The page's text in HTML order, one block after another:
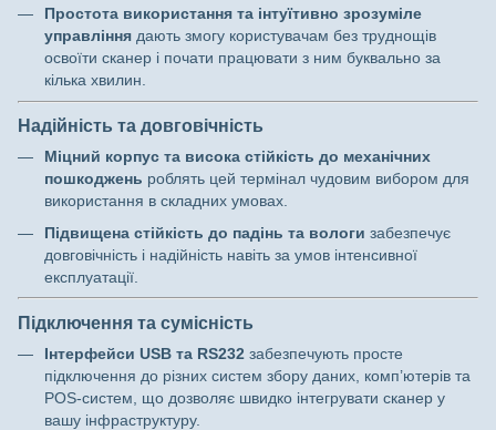
Простота використання та інтуїтивно зрозуміле
управління дають змогу користувачам без труднощів
освоїти сканер і почати працювати з ним буквально за
кілька хвилин.
Надійність та довговічність
Міцний корпус та висока стійкість до механічних
пошкоджень роблять цей термінал чудовим вибором для
використання в складних умовах.
Підвищена стійкість до падінь та вологи забезпечує
довговічність і надійність навіть за умов інтенсивної
експлуатації.
Підключення та сумісність
Інтерфейси USB та RS232 забезпечують просте
підключення до різних систем збору даних, комп’ютерів та
POS-систем, що дозволяє швидко інтегрувати сканер у
вашу інфраструктуру.